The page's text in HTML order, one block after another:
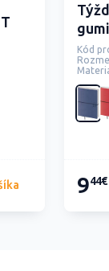
Kód
944€